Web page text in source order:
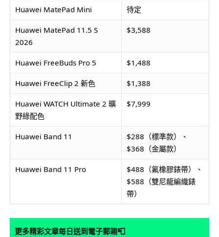
Huawei MatePad Mini 待定
Huawei MatePad 11.5 S
2026
$3,588
Huawei FreeBuds Pro 5 $1,488
Huawei FreeClip 2 新色 $1,388
Huawei WATCH Ultimate 2 曠
野綠配色
$7,999
Huawei Band 11
$288（標準款）、
$368（金屬款）
Huawei Band 11 Pro
$488（氟橡膠錶帶）、
$588（雙尼龍編織錶
帶）
更多精彩文章每日送到電子郵箱📮